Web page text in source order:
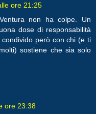
ore 21:25
non ha colpe. Un
dose di responsabilità
però con chi (e ti
sostiene che sia solo
ore 23:38